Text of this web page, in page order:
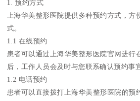
1. 预约方式
上海华美整形医院提供多种预约方式，方
式。
1.1 在线预约
患者可以通过上海华美整形医院官网进行
后，工作人员会及时与您联系确认预约事
1.2 电话预约
患者可以直接拨打上海华美整形医院的预